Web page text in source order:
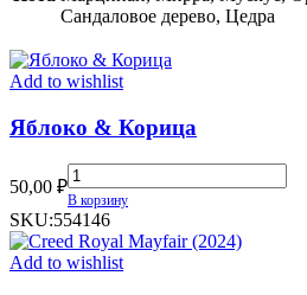
Сандаловое дерево, Цедра
Add to wishlist
Яблоко & Корица
50,00 ₽
Яблоко
&
Корица
quantity
В корзину
SKU:554146
Add to wishlist